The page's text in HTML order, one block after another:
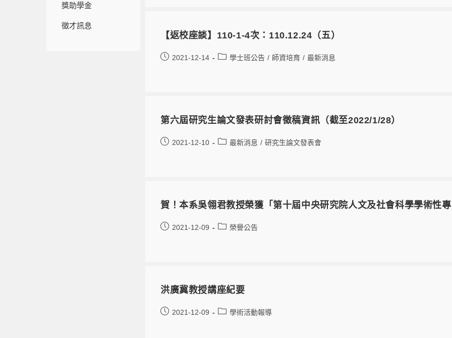
獎助學金
徵才訊息
【返校座談】110-1-4次：110.12.24（五）
2021-12-14 學士班公告 / 師資培育 / 最新消息
第六屆研究生論文發表研討會徵稿資訊（截至2022/1/28）
2021-12-10 最新消息 / 研究生論文發表會
賀！本系吳翎君教授榮獲「第十屆中央研究院人文及社會科學學術性
2021-12-09 榮譽公告
洪廣冀教授講座紀要
2021-12-09 學術活動報導